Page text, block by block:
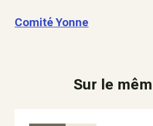
Comité Yonne
Sur le